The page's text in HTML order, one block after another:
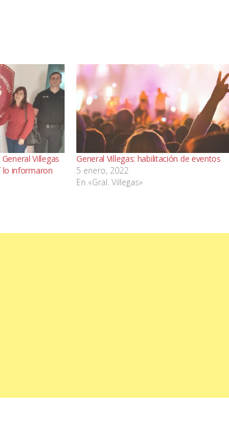
Villegas
lo informaron
General Villegas: habilitación de eventos
5 enero, 2022
En «Gral. Villegas»